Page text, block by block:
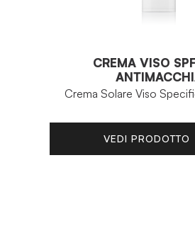
CREMA VISO
Crema Solare Viso
VEDI PRODOTTO